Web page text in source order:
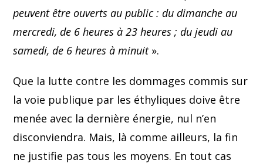
peuvent être ouverts au public : du dimanche au
mercredi, de 6 heures à 23 heures ; du jeudi au
samedi, de 6 heures à minuit».
Que la lutte contre les dommages commis sur
la voie publique par les éthyliques doive être
menée avec la dernière énergie, nul n’en
disconviendra. Mais, là comme ailleurs, la fin
ne justifie pas tous les moyens. En tout cas